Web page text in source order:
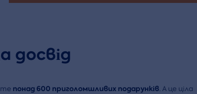
досвід
понад 600 приголомшливих подарунків. А це ціла